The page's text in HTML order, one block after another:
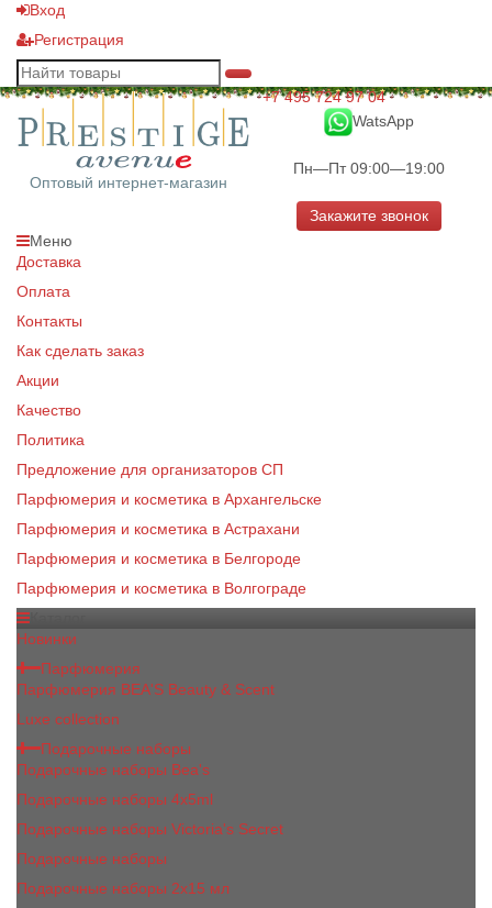
Вход
Регистрация
Оптовый интернет-магазин
+7 495 724 97 04
WatsApp
Пн—Пт 09:00—19:00
Закажите звонок
Меню
Доставка
Оплата
Контакты
Как сделать заказ
Акции
Качество
Политика
Предложение для организаторов СП
Парфюмерия и косметика в Архангельске
Парфюмерия и косметика в Астрахани
Парфюмерия и косметика в Белгороде
Парфюмерия и косметика в Волгограде
Новинки
Парфюмерия
Парфюмерия BEA'S Beauty & Scent
Luxe collection
Подарочные наборы
Подарочные наборы Bea's
Подарочные наборы 4х5ml
Подарочные наборы Victoria's Secret
Подарочные наборы
Подарочные наборы 2x15 мл